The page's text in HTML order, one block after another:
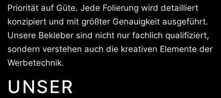
Priorität auf Güte. Jede Folierung wird detailliert
konzipiert und mit größter Genauigkeit ausgeführt.
Unsere Bekleber sind nicht nur fachlich qualifiziert,
sondern verstehen auch die kreativen Elemente der
Werbetechnik.
UNSER